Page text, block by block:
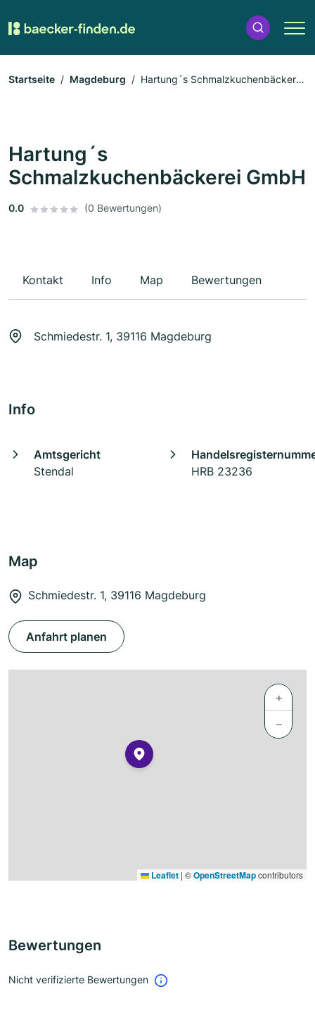
Startseite Magdeburg
Hartung´s Schmalzkuchenbäckerei
Hartung´s
Schmalzkuchenbäckerei GmbH
0.0 (0 Bewertungen)
Kontakt Info Map Bewertungen
Schmiedestr. 1, 39116 Magdeburg
Info
Amtsgericht
Stendal
HRB 23236
Map
Schmiedestr. 1, 39116 Magdeburg
Anfahrt planen
+
−
Leaflet | ©OpenStreetMapcontributors
Bewertungen
Nicht verifizierte Bewertungen